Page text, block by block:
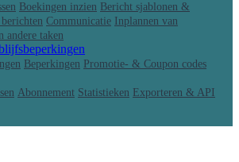
Boekingen inzien Bericht sjablonen &
Communicatie Inplannen van
andere taken
Beperkingen Promotie- & Coupon codes
Abonnement Statistieken Exporteren & API